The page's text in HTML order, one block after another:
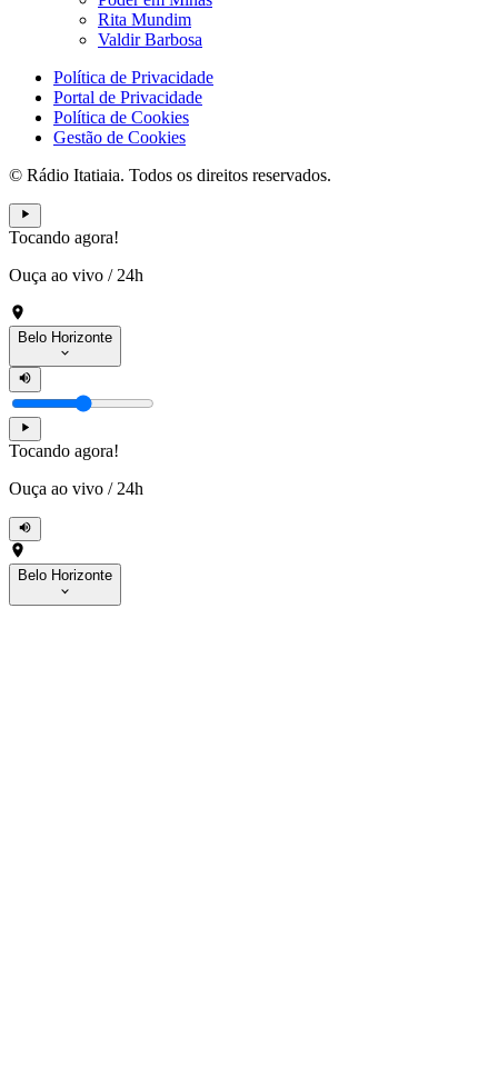
Rita Mundim
Valdir Barbosa
Política de Privacidade
Portal de Privacidade
Política de Cookies
Gestão de Cookies
© Rádio Itatiaia. Todos os direitos reservados.
Tocando agora!
Ouça ao vivo / 24h
Belo Horizonte
Tocando agora!
Ouça ao vivo / 24h
Belo Horizonte